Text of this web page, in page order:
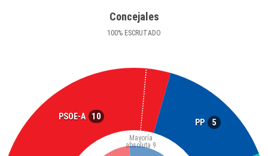
Concejales
100% ESCRUTADO
PSOE-A 10
PP 5
Mayoría
absoluta 9